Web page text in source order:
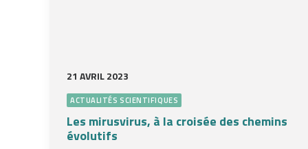
21 AVRIL 2023
ACTUALITÉS SCIENTIFIQUES
Les mirusvirus, à la croisée des chemins
évolutifs